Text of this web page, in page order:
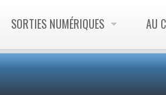
SORTIES NUMÉRIQUES AU